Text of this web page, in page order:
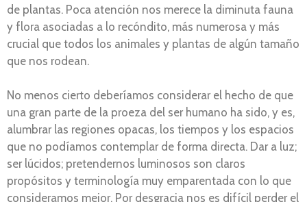
de plantas. Poca atención nos merece la diminuta fauna
y flora asociadas a lo recóndito, más numerosa y más
crucial que todos los animales y plantas de algún tamaño
que nos rodean.
No menos cierto deberíamos considerar el hecho de que
una gran parte de la proeza del ser humano ha sido, y es,
alumbrar las regiones opacas, los tiempos y los espacios
que no podíamos contemplar de forma directa. Dar a luz;
ser lúcidos; pretendernos luminosos son claros
propósitos y terminología muy emparentada con lo que
consideramos mejor. Por desgracia nos es difícil perder el